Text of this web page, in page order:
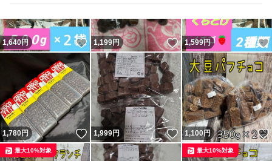
1,640円 いいね！
1,199円 いいね！
1,599円
1,780円 いいね！
1,999円 いいね！
1,100円
最大10%対象 最大10%対象